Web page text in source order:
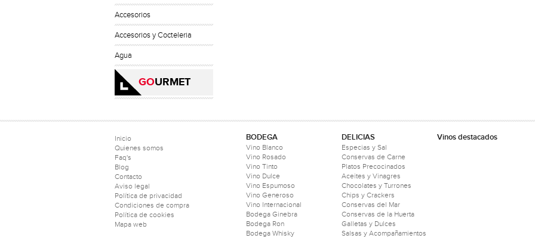
Accesorios
Accesorios y Cocteleria
Agua
GOURMET
Inicio
Quienes somos
Faq's
Blog
Contacto
Aviso legal
Política de privacidad
Condiciones de compra
Política de cookies
Mapa web
BODEGA
Vino Blanco
Vino Rosado
Vino Tinto
Vino Dulce
Vino Espumoso
Vino Generoso
Vino Internacional
Bodega Ginebra
Bodega Ron
Bodega Whisky
DELICIAS
Especias y Sal
Conservas de Carne
Platos Precocinados
Aceites y Vinagres
Chocolates y Turrones
Chips y Crackers
Conservas del Mar
Conservas de la Huerta
Galletas y Dulces
Salsas y Acompañamientos
Vinos destacados